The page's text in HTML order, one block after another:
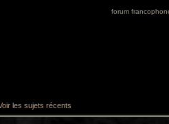
forum
les sujets récents